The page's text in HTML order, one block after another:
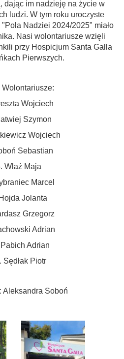
dając im nadzieję na życie w
ludzi. W tym roku uroczyste
Nadziei 2024/2025" miało
Nasi wolontariusze wzięli
przy Hospicjum Santa Galla
Pierwszych.
Wolontariusze:
Wojciech
Szymon
Wojciech
Sebastian
Wlaź Maja
Marcel
Jolanta
Grzegorz
Adrian
Adrian
Sędłak Piotr
Aleksandra Soboń